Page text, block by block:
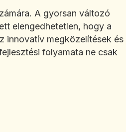
A gyorsan változó
elengedhetetlen, hogy a
innovatív megközelítések és
folyamata ne csak